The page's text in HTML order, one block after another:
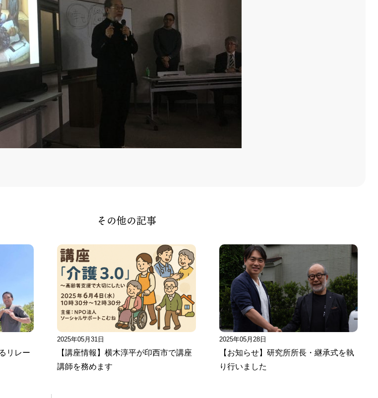
その他の記事
リレー
2025年05月31日
【講座情報】横木淳平が印西市で講座
講師を務めます
2025年05月28日
【お知らせ】研究所所長・継承式を執
り行いました